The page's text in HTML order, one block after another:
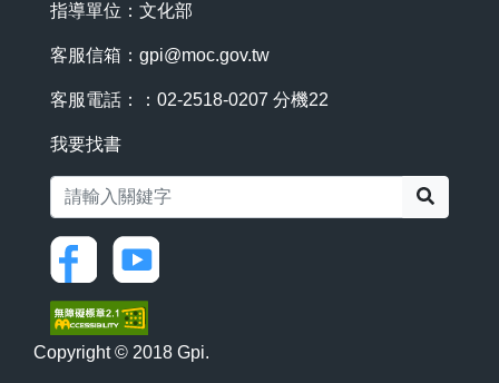
指導單位：文化部
客服信箱： gpi@moc.gov.tw
客服電話：：02-2518-0207 分機22
我要找書
Copyright © 2018 Gpi.